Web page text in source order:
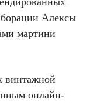
Алексы
мартини
винтажной
онлайн-